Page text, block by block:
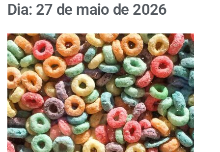
Dia: 27 de maio de 2026